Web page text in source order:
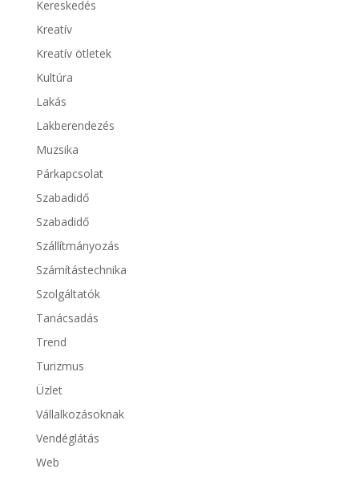
Kereskedés
Kreatív
Kreatív ötletek
Kultúra
Lakás
Lakberendezés
Muzsika
Párkapcsolat
Szabadidő
Szabadidő
Szállítmányozás
Számítástechnika
Szolgáltatók
Tanácsadás
Trend
Turizmus
Üzlet
Vállalkozásoknak
Vendéglátás
Web